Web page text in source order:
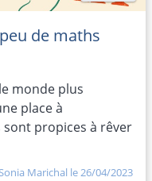
de maths
monde plus
place à
sont propices à rêver
Marichal le 26/04/2023